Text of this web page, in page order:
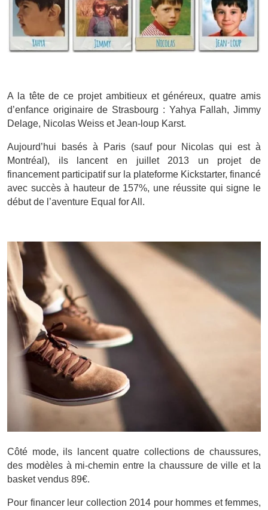
A la tête de ce projet ambitieux et généreux, quatre amis
d’enfance originaire de Strasbourg : Yahya Fallah, Jimmy
Delage, Nicolas Weiss et Jean-loup Karst.
Aujourd’hui basés à Paris (sauf pour Nicolas qui est à
Montréal), ils lancent en juillet 2013 un projet de
financement participatif sur la plateforme Kickstarter, financé
avec succès à hauteur de 157%, une réussite qui signe le
début de l’aventure Equal for All.
Côté mode, ils lancent quatre collections de chaussures,
des modèles à mi-chemin entre la chaussure de ville et la
basket vendus 89€.
Pour financer leur collection 2014 pour hommes et femmes,